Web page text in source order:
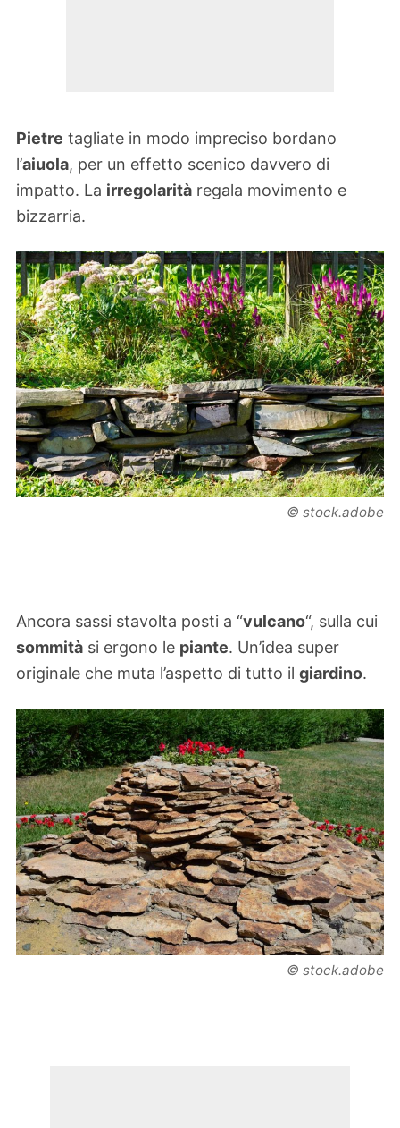
Pietre tagliate in modo impreciso bordano
l’aiuola, per un effetto scenico davvero di
impatto. La irregolarità regala movimento e
bizzarria.
© stock.adobe
Ancora sassi stavolta posti a “vulcano“, sulla cui
sommità si ergono le piante. Un’idea super
originale che muta l’aspetto di tutto il giardino.
© stock.adobe